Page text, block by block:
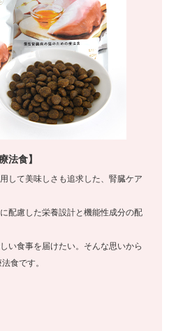
法食】
して美味しさも追求した、腎臓ケア
配慮した栄養設計と機能性成分の配
い食事を届けたい。そんな思いから
食です。